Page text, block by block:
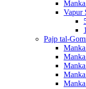
Vapur
Pajp tal-